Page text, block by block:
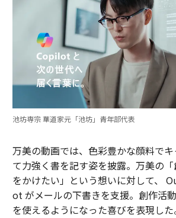
池坊専宗 華道家元「池坊」青年部代表
万美の動画では、色彩豊かな顔料で
て力強く書を記す姿を披露。万美の
をかけたい」という想いに対して、
ot がメールの下書きを支援。創作活
を使えるようになった喜びを表現した